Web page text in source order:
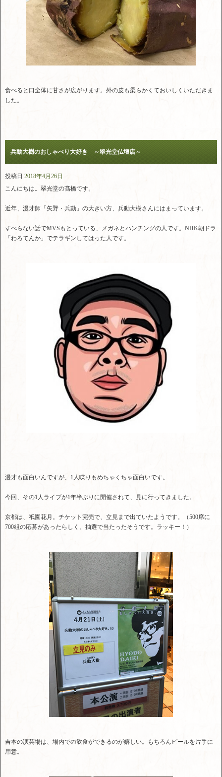
食べると口全体に甘さが広がります。外の皮も柔らかくておいしくいただきま
した。
兵動大樹のおしゃべり大好き ～翠光堂仏壇店～
投稿日 2018年4月26日
こんにちは。翠光堂の髙橋です。
近年、漫才師「矢野・兵動」の大きい方、兵動大樹さんにはまっています。
すべらない話でMVSもとっている、メガネとハンチングの人です。NHK朝ドラ
「わろてんか」でテラギンしてはった人です。
漫才も面白いんですが、1人喋りもめちゃくちゃ面白いです。
今回、その1人ライブが1年半ぶりに開催されて、見に行ってきました。
京都は、祇園花月。チケット完売で、立見まで出ていたようです。（500席に
700組の応募があったらしく、抽選で当たったそうです。ラッキー！）
吉本の演芸場は、場内での飲食ができるのが嬉しい。もちろんビールを片手に
用意。